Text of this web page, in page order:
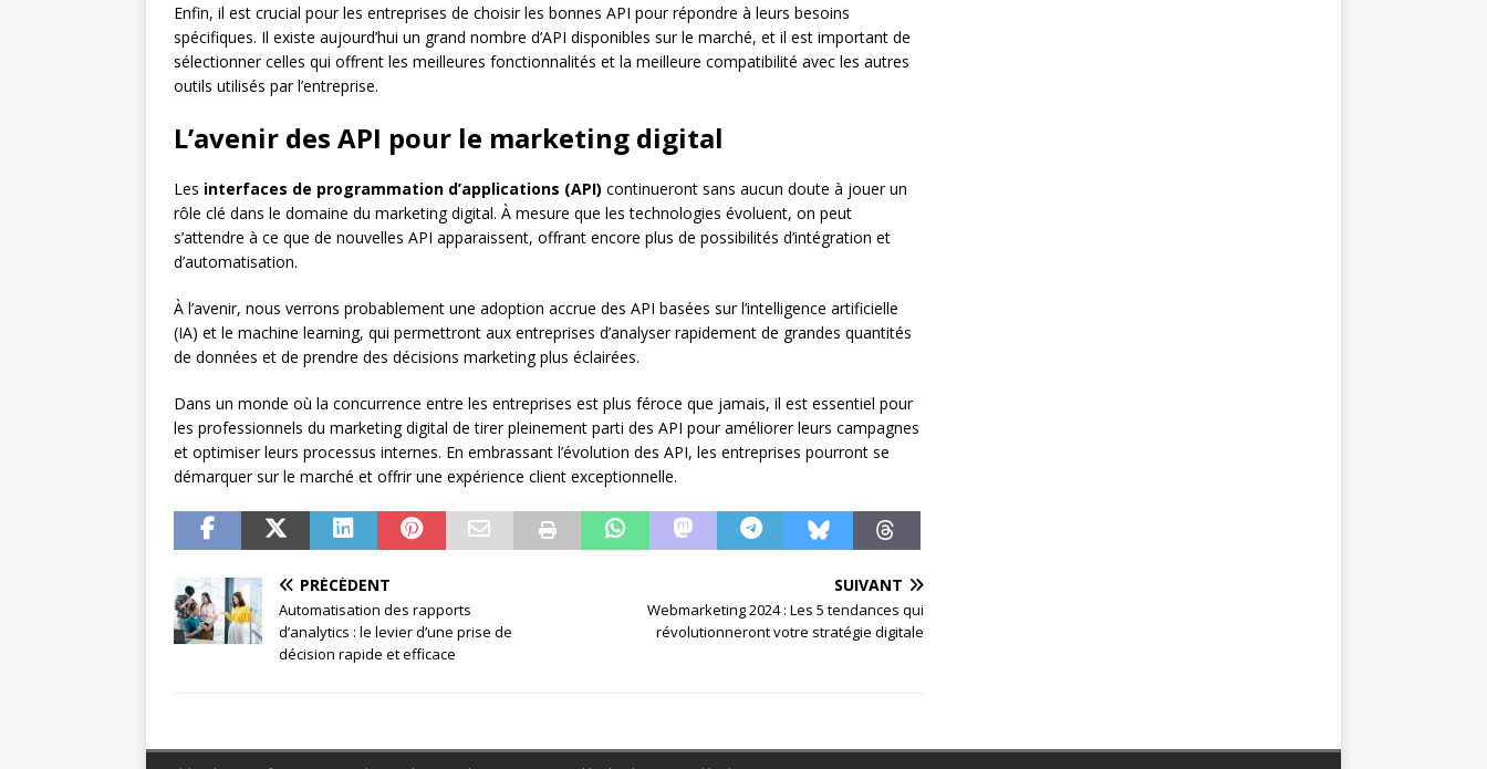
Enfin, il est crucial pour les entreprises de choisir les bonnes API pour répondre à leurs besoins
spécifiques. Il existe aujourd’hui un grand nombre d’API disponibles sur le marché, et il est important de
sélectionner celles qui offrent les meilleures fonctionnalités et la meilleure compatibilité avec les autres
outils utilisés par l’entreprise.
L’avenir des API pour le marketing digital
Les interfaces de programmation d’applications (API) continueront sans aucun doute à jouer un
rôle clé dans le domaine du marketing digital. À mesure que les technologies évoluent, on peut
s’attendre à ce que de nouvelles API apparaissent, offrant encore plus de possibilités d’intégration et
d’automatisation.
À l’avenir, nous verrons probablement une adoption accrue des API basées sur l’intelligence artificielle
(IA) et le machine learning, qui permettront aux entreprises d’analyser rapidement de grandes quantités
de données et de prendre des décisions marketing plus éclairées.
Dans un monde où la concurrence entre les entreprises est plus féroce que jamais, il est essentiel pour
les professionnels du marketing digital de tirer pleinement parti des API pour améliorer leurs campagnes
et optimiser leurs processus internes. En embrassant l’évolution des API, les entreprises pourront se
démarquer sur le marché et offrir une expérience client exceptionnelle.
PRÉCÉDENT
Automatisation des rapports
d’analytics : le levier d’une prise de
décision rapide et efficace
SUIVANT
Webmarketing 2024 : Les 5 tendances qui
révolutionneront votre stratégie digitale